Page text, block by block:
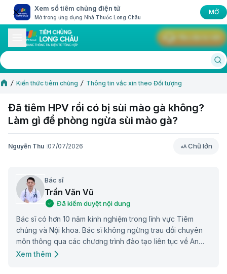
Xem sổ tiêm chủng điện tử
Mở trong ứng dụng Nhà Thuốc Long Châu
MỞ
Kiến thức tiêm chủng Thông tin vắc xin theo Đối tượng
Đã tiêm HPV rồi có bị sùi mào gà không?
Làm gì để phòng ngừa sùi mào gà?
Nguyễn Thu 07/07/2026 Chữ lớn
Bác sĩ
Trần Văn Vũ
Đã kiểm duyệt nội dung
Bác sĩ có hơn 10 năm kinh nghiệm trong lĩnh vực Tiêm
chủng và Nội khoa. Bác sĩ không ngừng trau dồi chuyên
môn thông qua các chương trình đào tạo liên tục về An
toàn tiêm chủng và Nội soi tiêu hóa.
Xem thêm